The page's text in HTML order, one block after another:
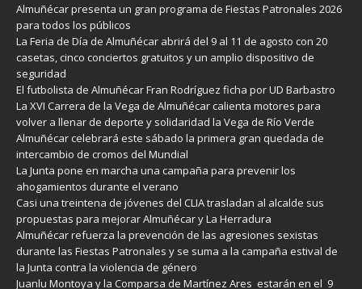
Almuñécar presenta un gran programa de Fiestas Patronales 2026
para todos los públicos
La Feria de Día de Almuñécar abrirá del 9 al 11 de agosto con 20
casetas, cinco conciertos gratuitos y un amplio dispositivo de
seguridad
El futbolista de Almuñécar Fran Rodríguez ficha por UD Barbastro
La XVI Carrera de la Vega de Almuñécar calienta motores para
volver a llenar de deporte y solidaridad la Vega de Río Verde
Almuñécar celebrará este sábado la primera gran quedada de
intercambio de cromos del Mundial
La Junta pone en marcha una campaña para prevenir los
ahogamientos durante el verano
Casi una treintena de jóvenes del CLIA trasladan al alcalde sus
propuestas para mejorar Almuñécar y La Herradura
Almuñécar refuerza la prevención de las agresiones sexistas
durante las Fiestas Patronales y se suma a la campaña estival de
la Junta contra la violencia de género
Juanlu Montoya y la Comparsa de Martínez Ares estarán en el 9